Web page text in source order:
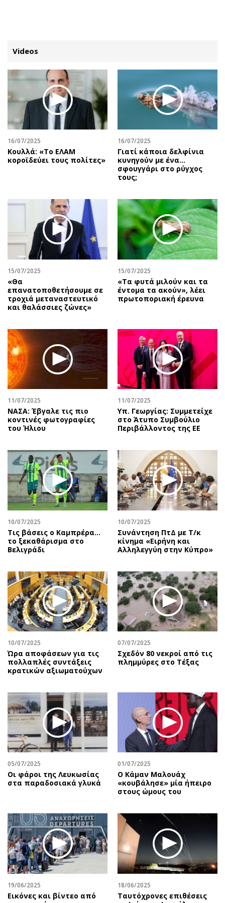
ΚΑΤΗΓΟΡΙΕΣ ΣΥΝΔΕΣΗ
Κύπρος
Παιδεία
Υγεία
Πολιτική
Βουλευτικές 2026
Δημοσκοπήσεις
Διπλωματία
Αθλητισμός
Κύπρος
Διεθνή
Κληρώσεις Allwyn
Οικονομική
Real Estate
Επιχειρήσεις
Αγορές
Money Review
AstroBank Properties
Trends
Ενέργεια
Περιβάλλον
Ελλάδα
Κόσμος
Παράξενα
Πολιτισμός
Σινεμά
Θέατρο-Χορός
Μουσική
Εικαστικά
Βιβλίο
Χειρόγραφα
Απόψεις
Αρθρογραφία
The Hill
Υγεία
Αγγελίες
Ενοικιάζονται
Ζητούν εργασία
Θέσεις εργασίας
Geek
Νέα
Social
Αυτοκίνηση
Οικονομία
Γενικά
Αναδρομές
Πρόσωπα
Περιβάλλον
Good Life
Γυναίκα
Ταξίδια
Συνταγές
Έξοδος
Media
Εκπομπές
Wine routes
Podcasts
Uncut
Προσφορές
Προσωπικότητες στην ''Κ''
Επιστολές
Videos
16/07/2025
Κουλλά: «Το ΕΛΑΜ
κοροϊδεύει τους πολίτες»
16/07/2025
Γιατί κάποια δελφίνια
κυνηγούν με ένα…
σφουγγάρι στο ρύγχος
τους;
15/07/2025
«Θα
επανατοποθετήσουμε σε
τροχιά μεταναστευτικό
και θαλάσσιες ζώνες»
15/07/2025
«Tα φυτά μιλούν και τα
έντομα τα ακούν», λέει
πρωτοποριακή έρευνα
11/07/2025
ΝΑΣΑ: Έβγαλε τις πιο
κοντινές φωτογραφίες
του Ήλιου
11/07/2025
Υπ. Γεωργίας: Συμμετείχε
στο Άτυπο Συμβούλιο
Περιβάλλοντος της ΕΕ
10/07/2025
Τις βάσεις ο Καμπρέρα…
το ξεκαθάρισμα στο
Βελιγράδι
10/07/2025
Συνάντηση ΠτΔ με Τ/κ
κίνημα «Ειρήνη και
Αλληλεγγύη στην Κύπρο»
10/07/2025
Ώρα αποφάσεων για τις
πολλαπλές συντάξεις
κρατικών αξιωματούχων
07/07/2025
Σχεδόν 80 νεκροί από τις
πλημμύρες στο Τέξας
05/07/2025
Οι φάροι της Λευκωσίας
στα παραδοσιακά γλυκά
01/07/2025
Ο Κάμαν Μαλουάχ
«κουβάλησε» μία ήπειρο
στους ώμους του
19/06/2025
Εικόνες και βίντεο από
18/06/2025
Ταυτόχρονες επιθέσεις